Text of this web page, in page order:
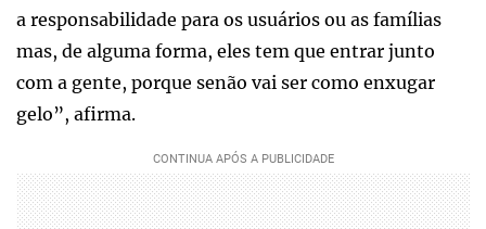
a responsabilidade para os usuários ou as famílias
mas, de alguma forma, eles tem que entrar junto
com a gente, porque senão vai ser como enxugar
gelo”, afirma.